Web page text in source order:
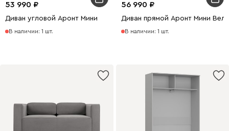
53 990
Диван угловой Аронт Мини
В наличии: 1 шт.
56 990
Диван прямой Аронт Мини
В наличии: 1 шт.